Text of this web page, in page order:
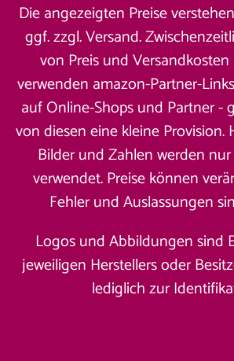
Die angezeigten Preise
ggf. zzgl. Versand.
von Preis und
verwenden amazon-Partner-
auf Online-Shops und Partner -
von diesen eine kleine Provision.
Bilder und Zahlen werden
verwendet. Preise können
Fehler und Auslassungen
Logos und Abbildungen sind
jeweiligen Herstellers oder
lediglich zur